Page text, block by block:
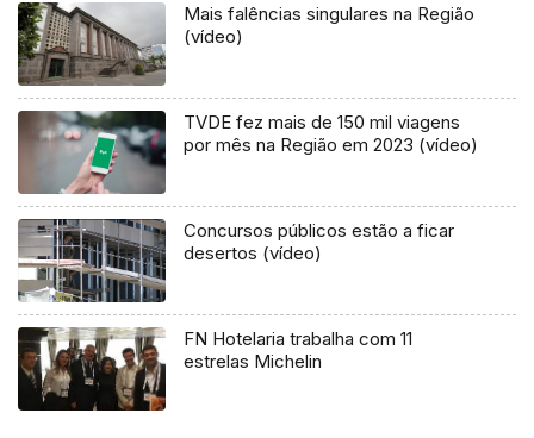
Mais falências singulares na Região
(vídeo)
TVDE fez mais de 150 mil viagens
por mês na Região em 2023 (vídeo)
Concursos públicos estão a ficar
desertos (vídeo)
FN Hotelaria trabalha com 11
estrelas Michelin